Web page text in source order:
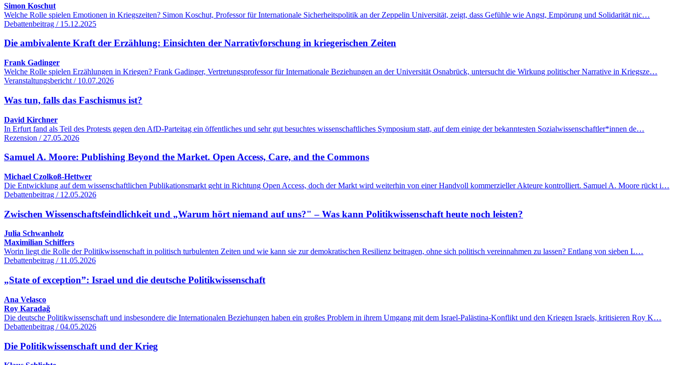
Simon Koschut
Welche Rolle spielen Emotionen in Kriegszeiten? Simon Koschut, Professor für Internationale Sicherheitspolitik an der Zeppelin Universität, zeigt, dass Gefühle wie Angst, Empörung und Solidarität nic…
Debattenbeitrag / 15.12.2025
Die ambivalente Kraft der Erzählung: Einsichten der Narrativforschung in kriegerischen Zeiten
Frank Gadinger
Welche Rolle spielen Erzählungen in Kriegen? Frank Gadinger, Vertretungsprofessor für Internationale Beziehungen an der Universität Osnabrück, untersucht die Wirkung politischer Narrative in Kriegsze…
Veranstaltungsbericht / 10.07.2026
Was tun, falls das Faschismus ist?
David Kirchner
In Erfurt fand als Teil des Protests gegen den AfD-Parteitag ein öffentliches und sehr gut besuchtes wissenschaftliches Symposium statt, auf dem einige der bekanntesten Sozialwissenschaftler*innen de…
Rezension / 27.05.2026
Samuel A. Moore: Publishing Beyond the Market. Open Access, Care, and the Commons
Michael Czolkoß-Hettwer
Die Entwicklung auf dem wissenschaftlichen Publikationsmarkt geht in Richtung Open Access, doch der Markt wird weiterhin von einer Handvoll kommerzieller Akteure kontrolliert. Samuel A. Moore rückt i…
Debattenbeitrag / 12.05.2026
Zwischen Wissenschaftsfeindlichkeit und „Warum hört niemand auf uns?" – Was kann Politikwissenschaft heute noch leisten?
Julia Schwanholz
Maximilian Schiffers
Worin liegt die Rolle der Politikwissenschaft in politisch turbulenten Zeiten und wie kann sie zur demokratischen Resilienz beitragen, ohne sich politisch vereinnahmen zu lassen? Entlang von sieben L…
Debattenbeitrag / 11.05.2026
„State of exception”: Israel und die deutsche Politikwissenschaft
Ana Velasco
Roy Karadağ
Die deutsche Politikwissenschaft und insbesondere die Internationalen Beziehungen haben ein großes Problem in ihrem Umgang mit dem Israel-Palästina-Konflikt und den Kriegen Israels, kritisieren Roy K…
Debattenbeitrag / 04.05.2026
Die Politikwissenschaft und der Krieg